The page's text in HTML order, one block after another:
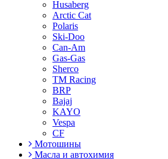
Husaberg
Arctic Cat
Polaris
Ski-Doo
Can-Am
Gas-Gas
Sherco
TM Racing
BRP
Bajaj
KAYO
Vespa
CF
Мотошины
Масла и автохимия